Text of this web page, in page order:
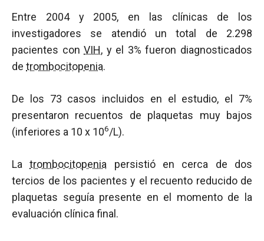
Entre 2004 y 2005, en las clínicas de los
investigadores se atendió un total de 2.298
pacientes conVIH, y el 3% fueron diagnosticados
de trombocitopenia.
De los 73 casos incluidos en el estudio, el 7%
presentaron recuentos de plaquetas muy bajos
(inferiores a 10 x 106/L).
Latrombocitopenia persistió en cerca de dos
tercios de los pacientes y el recuento reducido de
plaquetas seguía presente en el momento de la
evaluación clínica final.